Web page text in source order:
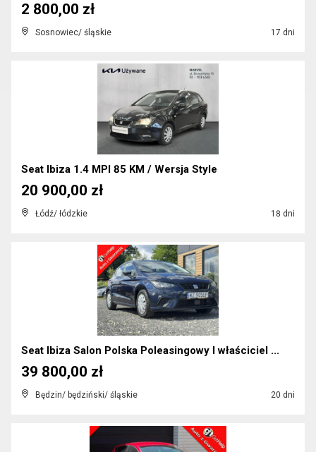
Sosnowiec/ śląskie 17 dni
2 800,00 zł
Seat Ibiza 1.4 MPI 85 KM / Wersja Style
Łódź/ łódzkie 18 dni
20 900,00 zł
Seat Ibiza Salon Polska Poleasingowy I właściciel ...
Będzin/ będziński/ śląskie 20 dni
39 800,00 zł